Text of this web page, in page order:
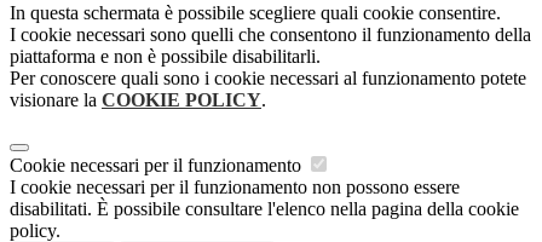
In questa schermata è possibile scegliere quali cookie consentire.
I cookie necessari sono quelli che consentono il funzionamento della
piattaforma e non è possibile disabilitarli.
Per conoscere quali sono i cookie necessari al funzionamento potete
visionare la COOKIE POLICY.
Cookie necessari per il funzionamento
I cookie necessari per il funzionamento non possono essere
disabilitati. È possibile consultare l'elenco nella pagina della cookie
policy.